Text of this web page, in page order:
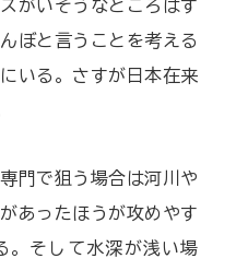
がいそうなところはす
ぼと言うことを考える
いる。さすが日本在来
門で狙う場合は河川や
あったほうが攻めやす
。そして水深が浅い場